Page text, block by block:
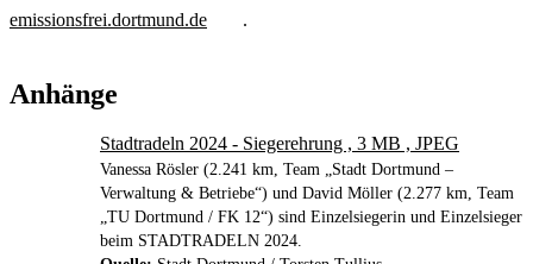
emissionsfrei.dortmund.de
.
Anhänge
Stadtradeln 2024 - Siegerehrung , 3 MB , JPEG
Vanessa Rösler (2.241 km, Team „Stadt Dortmund –
Verwaltung & Betriebe“) und David Möller (2.277 km, Team
„TU Dortmund / FK 12“) sind Einzelsiegerin und Einzelsieger
beim STADTRADELN 2024.